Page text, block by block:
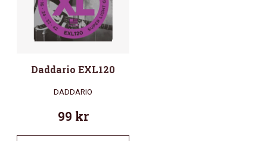
Daddario EXL120
DADDARIO
99 kr